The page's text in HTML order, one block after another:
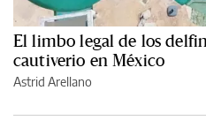
El limbo legal de los
cautiverio en México
Astrid Arellano